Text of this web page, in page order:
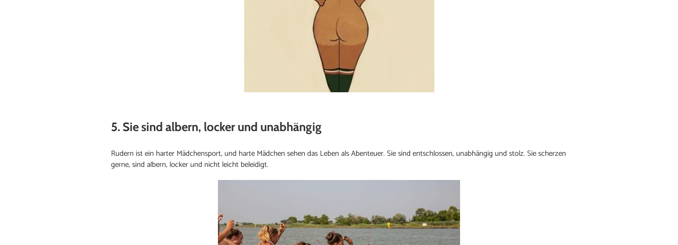
5. Sie sind albern, locker und unabhängig
Rudern ist ein harter Mädchensport, und harte Mädchen sehen das Leben als Abenteuer. Sie sind entschlossen, unabhängig und stolz. Sie scherzen
gerne, sind albern, locker und nicht leicht beleidigt.